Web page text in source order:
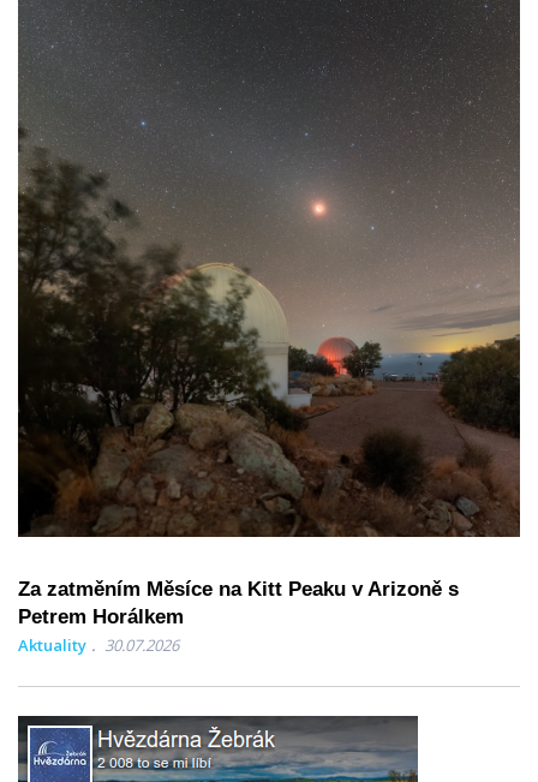
Za zatměním Měsíce na Kitt Peaku v Arizoně s
Petrem Horálkem
Aktuality 30.07.2026